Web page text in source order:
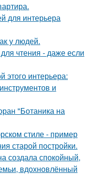
для интерьера
у людей.
чтения - даже если
этого интерьера:
и
"Ботаника на
стиле - пример
старой постройки.
создала спокойный,
вдохновлённый